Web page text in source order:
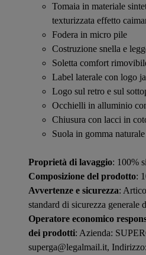
Tomaia in materiale
texturizzata effetto
Fodera in micro pile
Costruzione snella e
Soletta comfort
Label laterale con logo
Logo sul retro e sul
Occhielli in alluminio
Chiusura con lacci in
Suola in gomma
Proprietà di lavaggio: 100%
Composizione del prodotto:
Avvertenze e sicurezza:
standard di sicurezza generale
Operatore economico
dei prodotti: Azienda:
superga@legalmail.it,